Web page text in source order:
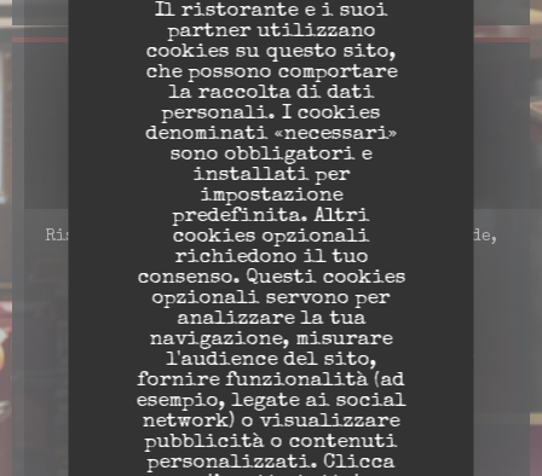
Il ristorante e i suoi
partner utilizzano
cookies su questo sito,
che possono comportare
la raccolta di dati
personali. I cookies
denominati «necessari»
sono obbligatori e
installati per
impostazione
predefinita. Altri
cookies opzionali
richiedono il tuo
consenso. Questi cookies
opzionali servono per
analizzare la tua
navigazione, misurare
l'audience del sito,
fornire funzionalità (ad
esempio, legate ai social
network) o visualizzare
pubblicità o contenuti
personalizzati. Clicca
Informazioni pratiche
Cucina
Fatto in casa, Il cibo locale, Fresco
Tipologia
Ristorante-Cozze e patatine fritte-Birre-Cialde,
Bar Brasserie
Servizi
Toilette e accesso per disabili, Adatto per
bambini, Si accettano i cani, Ristorante o da
asporto
Metodo di pagamento
Titoli Restaurant, Contanti, Buoni vacanza,
Assegni, American Express